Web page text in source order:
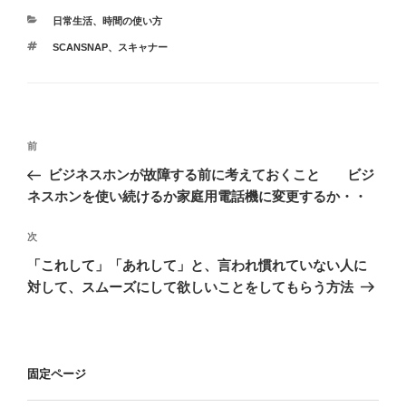
カ
ゴ
日常生活、 時間の使い方
タ
SCANSNAP、スキャナー
投
ナ
ゲ
ー
シ
前
の
投
前
ビジネスホンが故障する前に考えておくこと ビジ
ネスホンを使い続けるか家庭用電話機に変更するか・・
次
の
投
次
「これして」「あれして」と、言われ慣れていない人に
対して、スムーズにして欲しいことをしてもらう方法
固定ページ